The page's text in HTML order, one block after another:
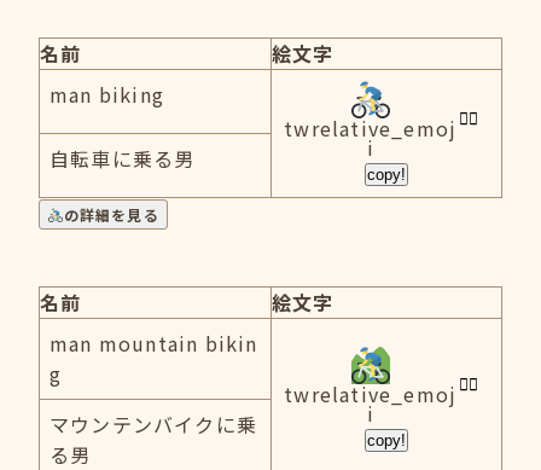
名前
絵文字
man biking
twrelative_emoj
i
copy!
自転車に乗る男
の詳細を見る
名前
絵文字
man mountain bikin
g
twrelative_emoj
i
copy!
マウンテンバイクに乗
る男